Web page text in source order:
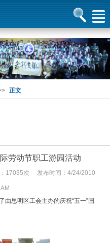
正文
劳动节职工游园活动
17035次 发布时间：4/24/2010
思明区工会主办的庆祝“五一”国